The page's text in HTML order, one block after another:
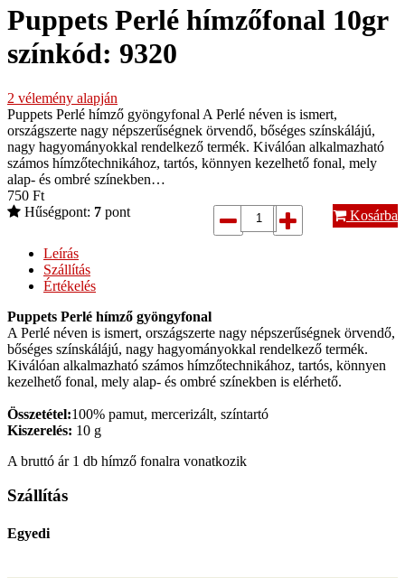
Puppets Perlé hímzőfonal 10gr
színkód: 9320
2 vélemény alapján
Puppets Perlé hímző gyöngyfonal A Perlé néven is ismert,
országszerte nagy népszerűségnek örvendő, bőséges színskálájú,
nagy hagyományokkal rendelkező termék. Kiválóan alkalmazható
számos hímzőtechnikához, tartós, könnyen kezelhető fonal, mely
alap- és ombré színekben…
750 Ft
Hűségpont: 7 pont Kosárba
Leírás
Szállítás
Értékelés
Puppets Perlé hímző gyöngyfonal
A Perlé néven is ismert, országszerte nagy népszerűségnek örvendő,
bőséges színskálájú, nagy hagyományokkal rendelkező termék.
Kiválóan alkalmazható számos hímzőtechnikához, tartós, könnyen
kezelhető fonal, mely alap- és ombré színekben is elérhető.
Összetétel:100% pamut, mercerizált, színtartó
Kiszerelés: 10 g
A bruttó ár 1 db hímző fonalra vonatkozik
Szállítás
Egyedi